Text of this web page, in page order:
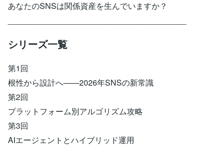
あなたのSNSは関係資産を生んでいますか？
シリーズ一覧
第1回
根性から設計へ——2026年SNSの新常識
第2回
プラットフォーム別アルゴリズム攻略
第3回
AIエージェントとハイブリッド運用